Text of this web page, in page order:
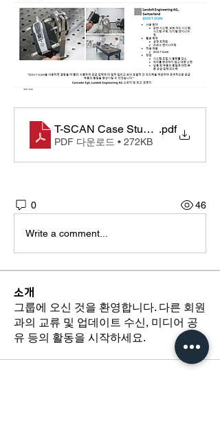
T-SCAN Case Study_Landolt
.pdf
PDF 다운로드 • 272KB
0 46
Write a comment...
소개
그룹에 오신 것을 환영합니다. 다른 회원
과의 교류 및 업데이트 수신, 미디어 공
유 등의 활동을 시작하세요.